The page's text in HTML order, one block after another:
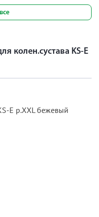
колен.сустава KS-E
E р.XXL бежевый